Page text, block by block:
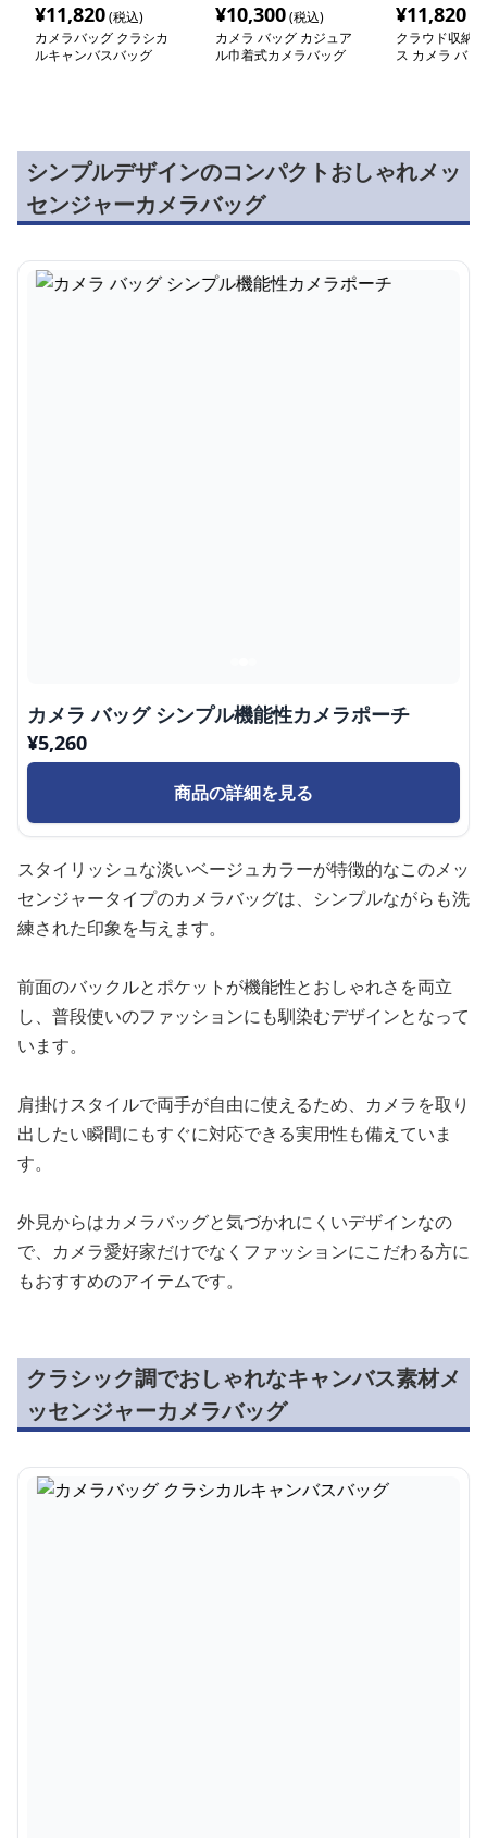
¥11,820(税込)
カメラバッグ クラシカ
ルキャンバスバッグ
¥10,300(税込)
カメラ バッグ カジュア
ル巾着式カメラバッグ
¥11,820
クラウド収納
ス カメラ バッ
シンプルデザインのコンパクトおしゃれメッ
センジャーカメラバッグ
カメラ バッグ シンプル機能性カメラポーチ
¥5,260
商品の詳細を見る
スタイリッシュな淡いベージュカラーが特徴的なこのメッ
センジャータイプのカメラバッグは、シンプルながらも洗
練された印象を与えます。
前面のバックルとポケットが機能性とおしゃれさを両立
し、普段使いのファッションにも馴染むデザインとなって
います。
肩掛けスタイルで両手が自由に使えるため、カメラを取り
出したい瞬間にもすぐに対応できる実用性も備えていま
す。
外見からはカメラバッグと気づかれにくいデザインなの
で、カメラ愛好家だけでなくファッションにこだわる方に
もおすすめのアイテムです。
クラシック調でおしゃれなキャンバス素材メ
ッセンジャーカメラバッグ